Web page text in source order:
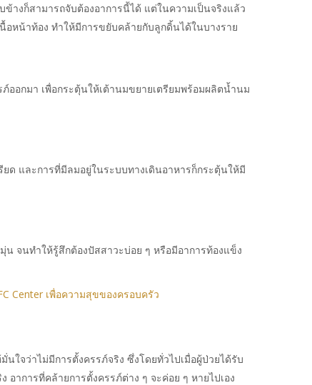
างก็สามารถจับต้องอาการนี้ได้ แต่ในความเป็นจริงแล้ว
อหน้าท้อง ทำให้มีการขยับคล้ายกับลูกดิ้นได้ในบางราย
ออกมา เพื่อกระตุ้นให้เต้านมขยายเตรียมพร้อมผลิตน้ำนม
ด และการที่มีลมอยู่ในระบบทางเดินอาหารก็กระตุ้นให้มี
จนทำให้รู้สึกต้องปัสสาวะบ่อย ๆ หรือมีอาการท้องแข็ง
Center เพื่อความสุขของครอบครัว
มั่นใจว่าไม่มีการตั้งครรภ์จริง ซึ่งโดยทั่วไปเมื่อผู้ป่วยได้รับ
อาการที่คล้ายการตั้งครรภ์ต่าง ๆ จะค่อย ๆ หายไปเอง